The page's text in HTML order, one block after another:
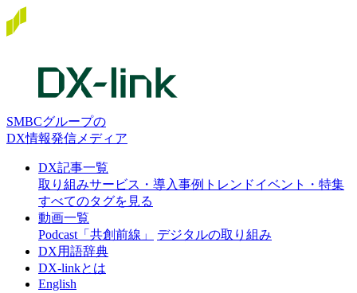
SMBCグループの
DX情報発信メディア
DX記事一覧
取り組みサービス・導入事例 トレンドイベント・特集
すべてのタグを見る
動画一覧
Podcast「共創前線」
デジタルの取り組み
DX用語辞典
DX-linkとは
English